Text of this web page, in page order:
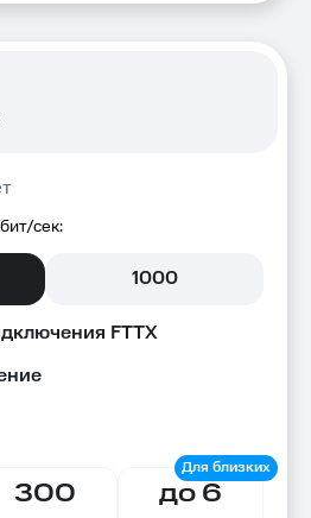
сек:
1000
FTTX
300 до 6